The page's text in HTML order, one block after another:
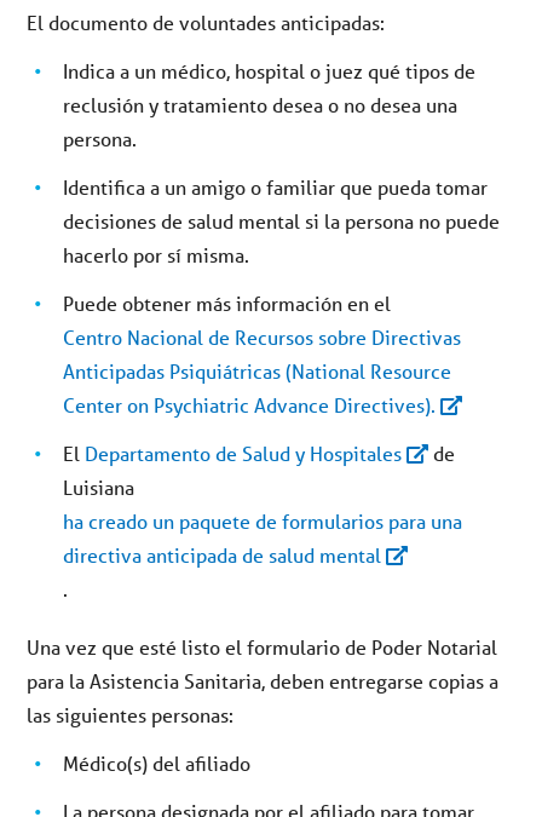
El documento de voluntades anticipadas:
Indica a un médico, hospital o juez qué tipos de
reclusión y tratamiento desea o no desea una
persona.
Identifica a un amigo o familiar que pueda tomar
decisiones de salud mental si la persona no puede
hacerlo por sí misma.
Puede obtener más información en el
Centro Nacional de Recursos sobre Directivas
Anticipadas Psiquiátricas (National Resource
Center on Psychiatric Advance Directives).
El Departamento de Salud y Hospitales
de
Luisiana
ha creado un paquete de formularios para una
directiva anticipada de salud mental
.
Una vez que esté listo el formulario de Poder Notarial
para la Asistencia Sanitaria, deben entregarse copias a
las siguientes personas:
Médico(s) del afiliado
La persona designada por el afiliado para tomar